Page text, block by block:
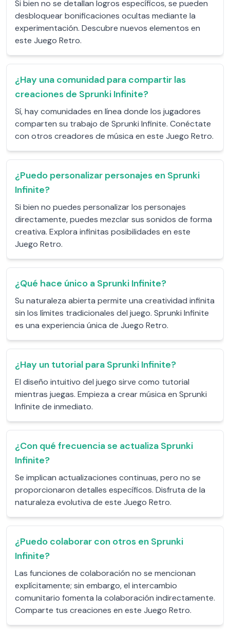
Si bien no se detallan logros específicos, se pueden
desbloquear bonificaciones ocultas mediante la
experimentación. Descubre nuevos elementos en
este Juego Retro.
¿Hay una comunidad para compartir las
creaciones de Sprunki Infinite?
Sí, hay comunidades en línea donde los jugadores
comparten su trabajo de Sprunki Infinite. Conéctate
con otros creadores de música en este Juego Retro.
¿Puedo personalizar personajes en Sprunki
Infinite?
Si bien no puedes personalizar los personajes
directamente, puedes mezclar sus sonidos de forma
creativa. Explora infinitas posibilidades en este
Juego Retro.
¿Qué hace único a Sprunki Infinite?
Su naturaleza abierta permite una creatividad infinita
sin los límites tradicionales del juego. Sprunki Infinite
es una experiencia única de Juego Retro.
¿Hay un tutorial para Sprunki Infinite?
El diseño intuitivo del juego sirve como tutorial
mientras juegas. Empieza a crear música en Sprunki
Infinite de inmediato.
¿Con qué frecuencia se actualiza Sprunki
Infinite?
Se implican actualizaciones continuas, pero no se
proporcionaron detalles específicos. Disfruta de la
naturaleza evolutiva de este Juego Retro.
¿Puedo colaborar con otros en Sprunki
Infinite?
Las funciones de colaboración no se mencionan
explícitamente; sin embargo, el intercambio
comunitario fomenta la colaboración indirectamente.
Comparte tus creaciones en este Juego Retro.